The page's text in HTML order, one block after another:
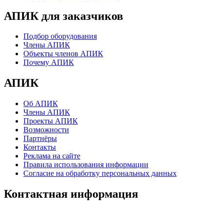
АПИК для заказчиков
Подбор оборудования
Члены АПИК
Объекты членов АПИК
Почему АПИК
АПИК
Об АПИК
Члены АПИК
Проекты АПИК
Возможности
Партнёры
Контакты
Реклама на сайте
Правила использования информации
Согласие на обработку персональных данных
Контактная информация